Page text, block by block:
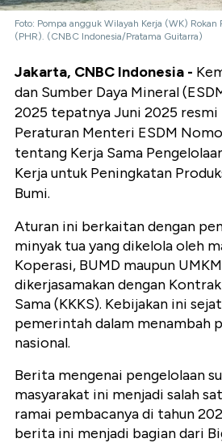
Foto: Pompa angguk Wilayah Kerja (WK) Rokan
(PHR). (CNBC Indonesia/Pratama Guitarra)
Jakarta, CNBC Indonesia -
dan Sumber Daya Mineral
2025 tepatnya Juni 2025 resmi
Peraturan Menteri ESDM
tentang Kerja Sama
Kerja untuk Peningkatan
Bumi.
Aturan ini berkaitan dengan
minyak tua yang dikelola oleh
Koperasi, BUMD maupun
dikerjasamakan dengan
Sama (KKKS). Kebijakan ini
pemerintah dalam menambah
nasional.
Berita mengenai pengelolaan
masyarakat ini menjadi salah
ramai pembacanya di tahun
berita ini menjadi bagian dari